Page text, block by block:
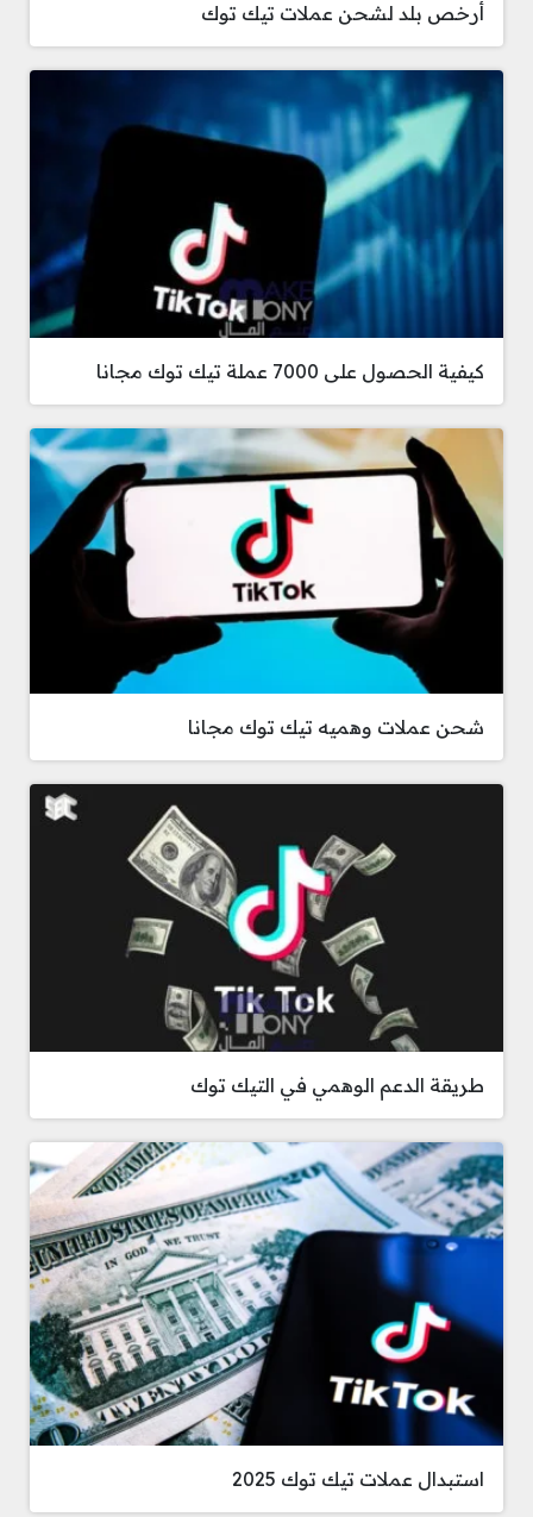
أرخص بلد لشحن عملات تيك توك
كيفية الحصول على 7000 عملة تيك توك مجانا
شحن عملات وهميه تيك توك مجانا
طريقة الدعم الوهمي في التيك توك
استبدال عملات تيك توك 2025